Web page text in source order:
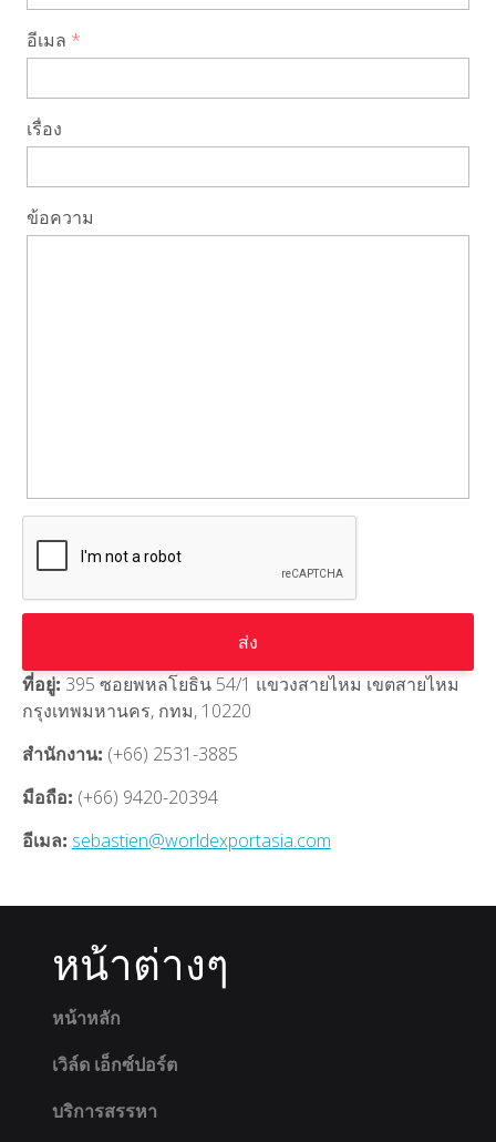
อีเมล
เรื่อง
ข้อความ
ที่อยู่: 395 ซอยพหลโยธิน 54/1 แขวงสายไหม เขตสายไหม
กรุงเทพมหานคร, กทม, 10220
สำนักงาน: (+66) 2531-3885
มือถือ: (+66) 9420-20394
อีเมล: sebastien@worldexportasia.com
หน้าต่างๆ
หน้าหลัก
เวิล์ด เอ็กซ์ปอร์ต
บริการสรรหา